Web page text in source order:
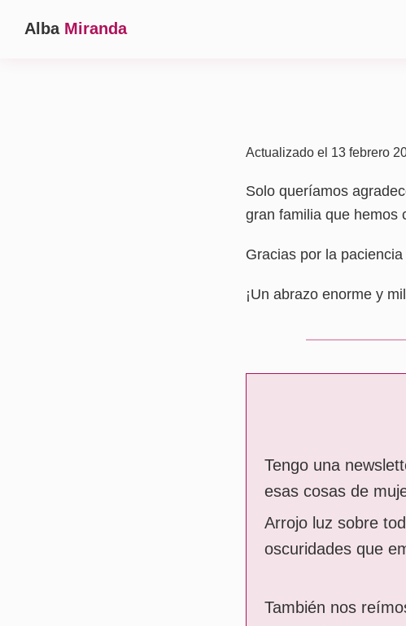
Alba Miranda
Actualizado el 13 febrero
Solo queríamos
gran familia que hemos
Gracias por la
¡Un abrazo enorme y
Tengo una
esas cosas de
Arrojo luz sobre
oscuridades que
También nos